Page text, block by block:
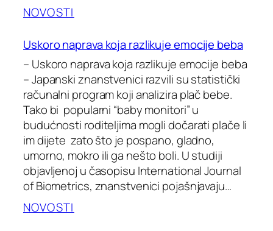
NOVOSTI
Uskoro naprava koja razlikuje emocije beba
– Uskoro naprava koja razlikuje emocije beba
– Japanski znanstvenici razvili su statistički
računalni program koji analizira plač bebe.
Tako bi popularni “baby monitori” u
budućnosti roditeljima mogli dočarati plače li
im dijete zato što je pospano, gladno,
umorno, mokro ili ga nešto boli. U studiji
objavljenoj u časopisu International Journal
of Biometrics, znanstvenici pojašnjavaju…
NOVOSTI